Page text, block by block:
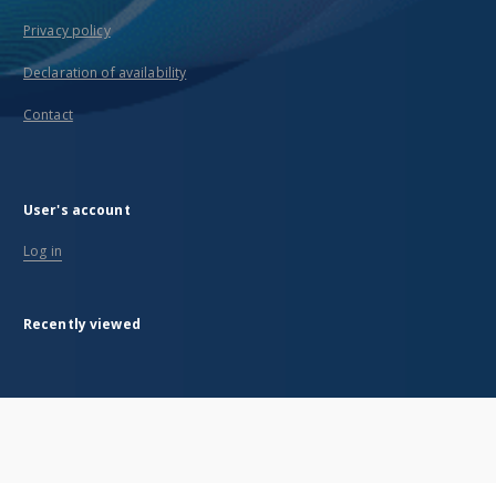
Privacy policy
Declaration of availability
Contact
User's account
Log in
Recently viewed